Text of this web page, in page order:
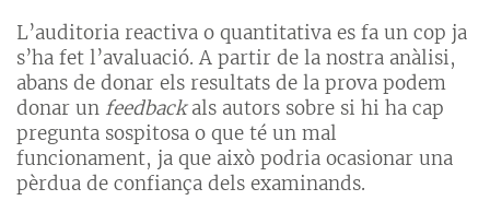
L’auditoria reactiva o quantitativa es fa un cop ja
s’ha fet l’avaluació. A partir de la nostra anàlisi,
abans de donar els resultats de la prova podem
donar un feedbackals autors sobre si hi ha cap
pregunta sospitosa o que té un mal
funcionament, ja que això podria ocasionar una
pèrdua de confiança dels examinands.